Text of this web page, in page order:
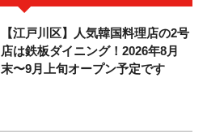
【江戸川区】人気韓国料理店の2号
店は鉄板ダイニング！2026年8月
末〜9月上旬オープン予定です